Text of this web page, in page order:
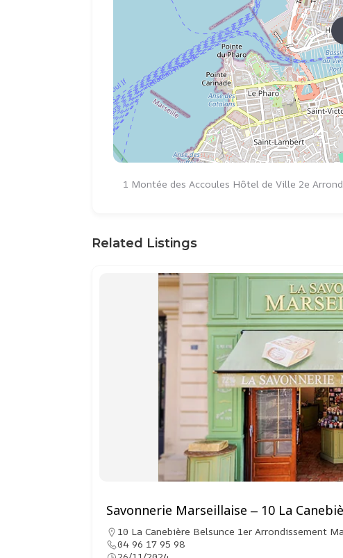
1 Montée des Accoules Hôtel de Ville 2e
Related Listings
Savonnerie Marseillaise – 10 La
10 La Canebière Belsunce 1er Arrondissement
04 96 17 95 98